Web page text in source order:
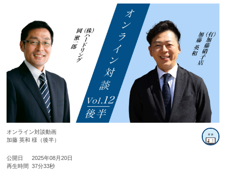
オンライン対談動画
加藤 英和 様（後半）
公開日
2025年08月20日
再生時間
37分33秒